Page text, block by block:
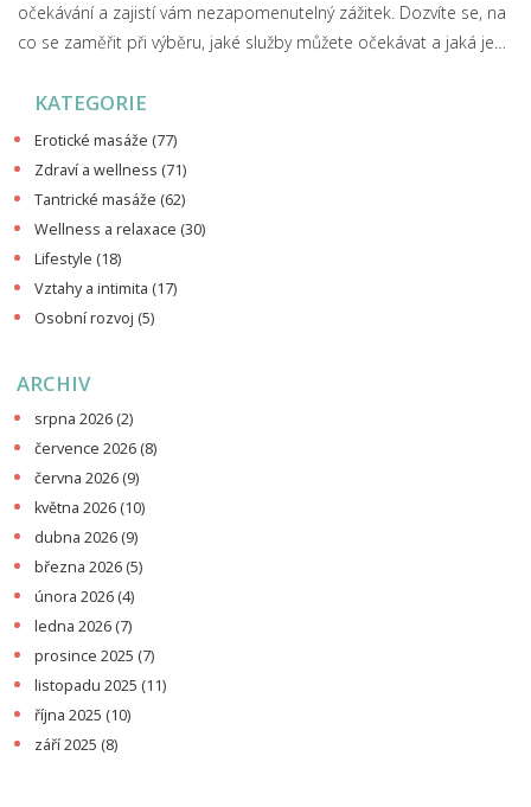
očekávání a zajistí vám nezapomenutelný zážitek. Dozvíte se, na
co se zaměřit při výběru, jaké služby můžete očekávat a jaká je
masážích.
KATEGORIE
Erotické masáže (77)
Zdraví a wellness (71)
Tantrické masáže (62)
Wellness a relaxace (30)
Lifestyle (18)
Vztahy a intimita (17)
Osobní rozvoj (5)
ARCHIV
srpna 2026 (2)
července 2026 (8)
června 2026 (9)
května 2026 (10)
dubna 2026 (9)
března 2026 (5)
února 2026 (4)
ledna 2026 (7)
prosince 2025 (7)
listopadu 2025 (11)
října 2025 (10)
září 2025 (8)